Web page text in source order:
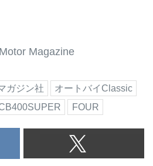
Motor Magazine
ガジン社
オートバイClassic
FOUR